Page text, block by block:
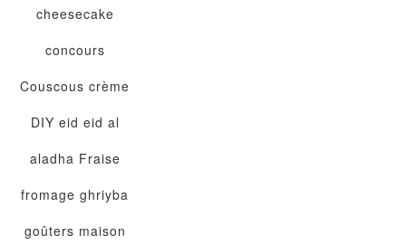
cheesecake
concours
Couscous crème
DIY eid eid al
aladha Fraise
fromage ghriyba
goûters maison